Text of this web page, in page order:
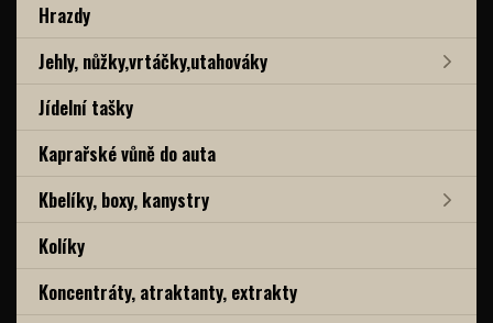
Hrazdy
Jehly, nůžky,vrtáčky,utahováky
Jídelní tašky
Kaprařské vůně do auta
Kbelíky, boxy, kanystry
Kolíky
Koncentráty, atraktanty, extrakty